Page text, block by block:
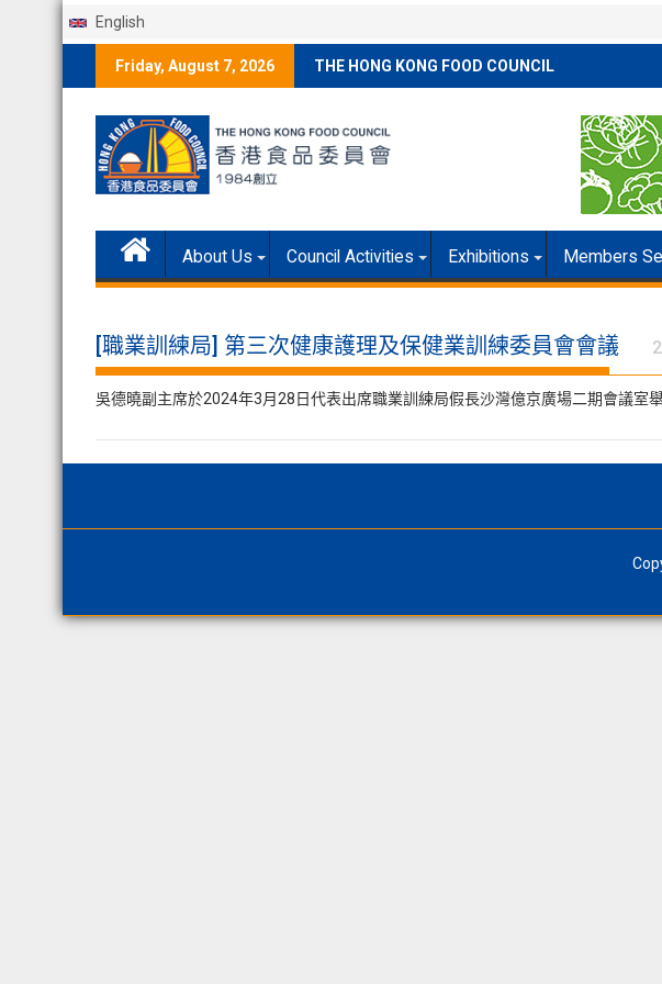
English
Friday, August 7, 2026 THE HONG KONG FOOD COUNCIL
About Us Council Activities Exhibitions Members
[職業訓練局] 第三次健康護理及保健業訓練委員會會議
吳德曉副主席於2024年3月28日代表出席職業訓練局假長沙灣億京廣場二期會議室